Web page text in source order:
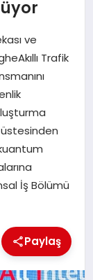
ve
Trafik
İş Bölümü
Paylaş